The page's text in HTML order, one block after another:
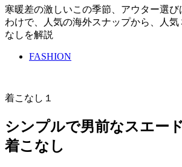
寒暖差の激しいこの季節、アウター選び
わけで、人気の海外スナップから、人気
なしを解説
FASHION
着こなし１
シンプルで男前なスエー
着こなし